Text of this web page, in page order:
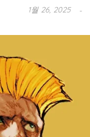
1월 26, 2025